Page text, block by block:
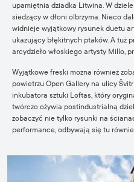
upamiętnia dziadka Litwina. W
siedzący w dłoni olbrzyma. Nieco
widnieje wyjątkowy rysunek duetu
ukazujący błękitnych ptaków. A tuż
arcydzieło włoskiego artysty Millo,
Wyjątkowe freski można również
powietrzu Open Gallery na ulicy
inkubatora sztuki Loftas, który
twórczo ożywia postindustrialną
zobaczyć nie tylko rysunki na
performance, odbywają się tu